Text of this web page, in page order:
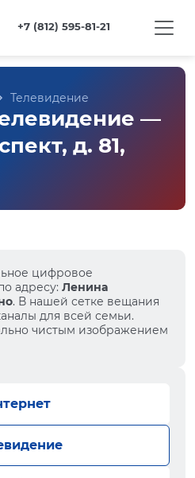
+7 (812) 595-81-21
Телевидение
—
д. 81,
цифровое
адресу: Ленина
. В нашей сетке вещания
для всей семьи.
чистым изображением